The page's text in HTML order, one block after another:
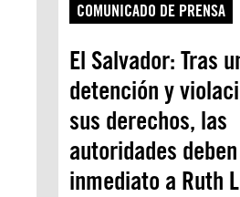
COMUNICADO DE PRENSA
El Salvador: Tras
detención y
sus derechos, las
autoridades
inmediato a Ruth